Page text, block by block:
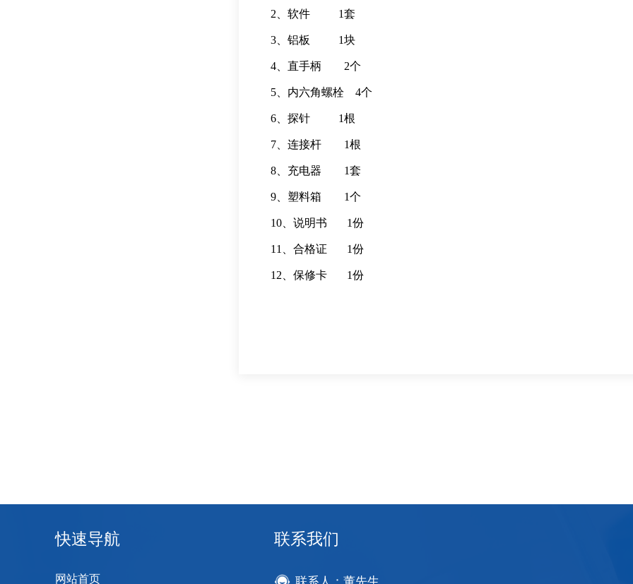
2、软件 1套
3、铝板 1块
4、直手柄 2个
5、内六角螺栓 4个
6、探针 1根
7、连接杆 1根
8、充电器 1套
9、塑料箱 1个
10、说明书 1份
11、合格证 1份
12、保修卡 1份
快速导航
网站首页
联系我们